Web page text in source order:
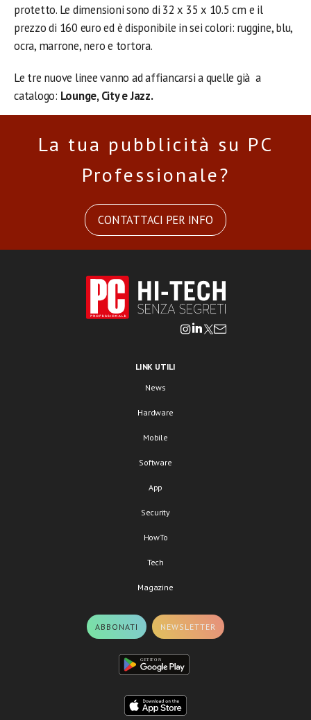
protetto. Le dimensioni sono di 32 x 35 x 10.5 cm e il
prezzo di 160 euro ed è disponibile in sei colori: ruggine, blu,
ocra, marrone, nero e tortora.
Le tre nuove linee vanno ad affiancarsi a quelle già a
catalogo: Lounge, City e Jazz.
La tua pubblicità su PC
Professionale?
CONTATTACI PER INFO
LINK UTILI
News
Hardware
Mobile
Software
App
Security
HowTo
Tech
Magazine
ABBONATI NEWSLETTER